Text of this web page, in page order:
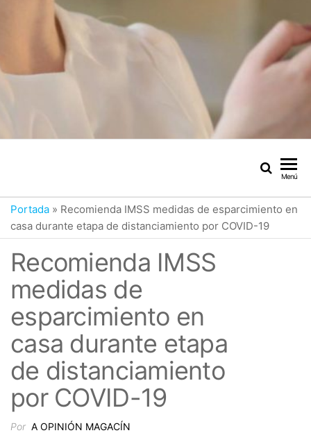
Menú
Portada » Recomienda IMSS medidas de esparcimiento en
casa durante etapa de distanciamiento por COVID-19
Recomienda IMSS
medidas de
esparcimiento en
casa durante etapa
de distanciamiento
por COVID-19
Por A OPINIÓN MAGACÍN